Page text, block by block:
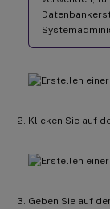
Klicken Sie auf
Geben Sie auf